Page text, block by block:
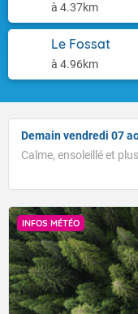
à 4.37km
Le Fossat
à 4.96km
Demain vendredi 07
Calme, ensoleillé et
INFOS MÉTÉO